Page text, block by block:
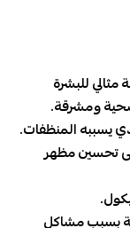
للبشرة
ومشرقة.
يسببه المنظفات.
تحسين مظهر
بسبب مشاكل